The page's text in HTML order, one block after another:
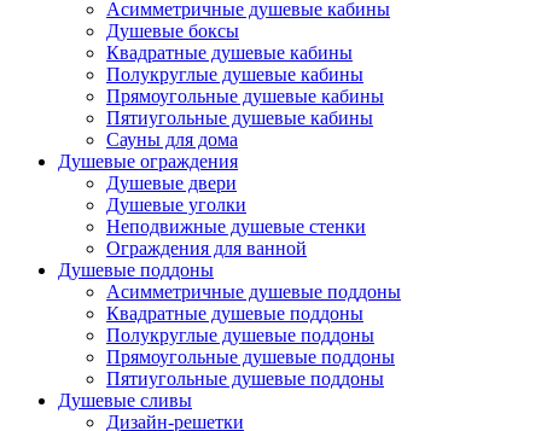
Асимметричные душевые кабины
Душевые боксы
Квадратные душевые кабины
Полукруглые душевые кабины
Прямоугольные душевые кабины
Пятиугольные душевые кабины
Сауны для дома
Душевые ограждения
Душевые двери
Душевые уголки
Неподвижные душевые стенки
Ограждения для ванной
Душевые поддоны
Асимметричные душевые поддоны
Квадратные душевые поддоны
Полукруглые душевые поддоны
Прямоугольные душевые поддоны
Пятиугольные душевые поддоны
Душевые сливы
Дизайн-решетки